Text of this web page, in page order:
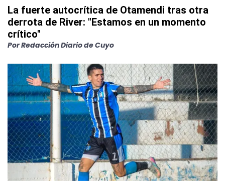
La fuerte autocrítica de Otamendi tras otra
derrota de River: "Estamos en un momento
crítico"
PorRedacción Diario de Cuyo